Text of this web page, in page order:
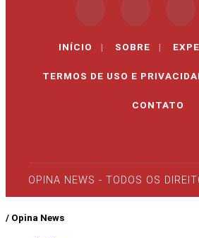
INÍCIO | SOBRE |
TERMOS DE USO E
CONTATO
OPINA NEWS - TODOS OS
/ Opina News